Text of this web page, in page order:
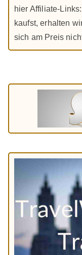
hier Affiliate-
kaufst, erhalten
sich am Preis